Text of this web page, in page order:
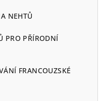
NEHTŮ
PRO PŘÍRODNÍ
FRANCOUZSKÉ